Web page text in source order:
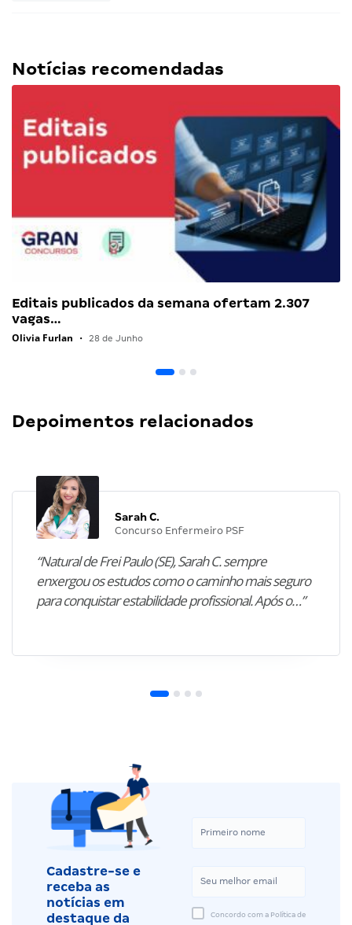
Notícias recomendadas
Editais publicados da semana ofertam 2.307
vagas…
Olivia Furlan • 28 de Junho
Depoimentos relacionados
Sarah C.
Concurso Enfermeiro PSF
“Natural de Frei Paulo (SE), Sarah C. sempre
enxergou os estudos como o caminho mais seguro
para conquistar estabilidade profissional. Após o…”
Cadastre-se e
receba as
notícias em
destaque da
Concordo com a Política de